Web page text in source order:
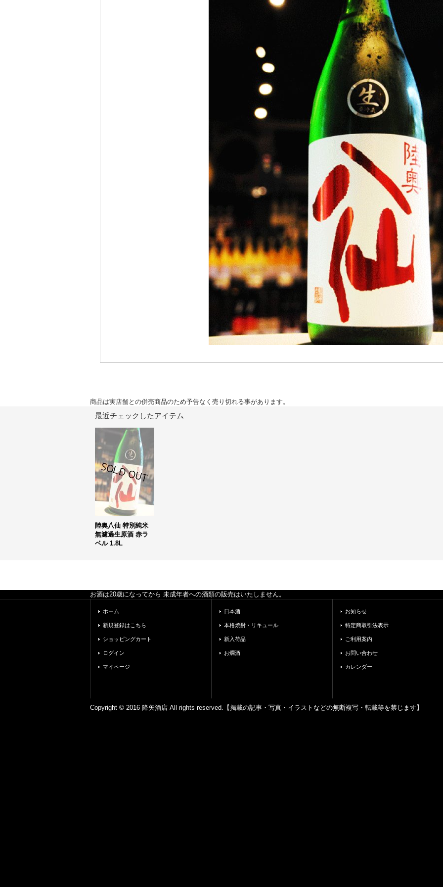
商品は実店舗との併売商品のため予告なく売り切れる事があります。
最近チェックしたアイテム
陸奥八仙 特別純米
無濾過生原酒 赤ラ
ベル 1.8L
お酒は20歳になってから 未成年者への酒類の販売はいたしません。
ホーム
新規登録はこちら
ショッピングカート
ログイン
マイページ
日本酒
本格焼酎・リキュール
新入荷品
お燗酒
お知らせ
特定商取引法表示
ご利用案内
お問い合わせ
カレンダー
Copyright © 2016 降矢酒店 All rights reserved.【掲載の記事・写真・イラストなどの無断複写・転載等を禁じます】